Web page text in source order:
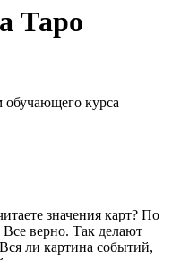
Таро
обучающего курса
значения карт? По
верно. Так делают
ли картина событий,